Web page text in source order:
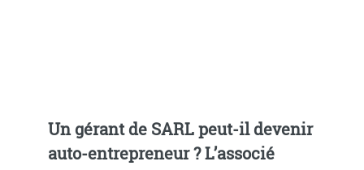
Un gérant de SARL peut-il devenir
auto-entrepreneur ? L’associé